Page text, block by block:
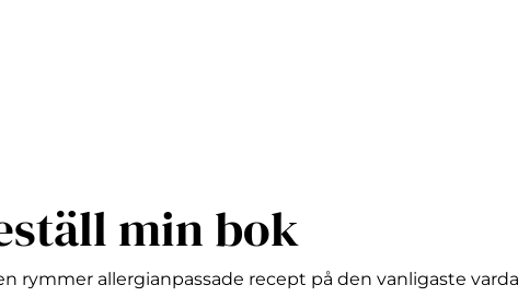
min bok
rymmer allergianpassade recept på den vanligaste